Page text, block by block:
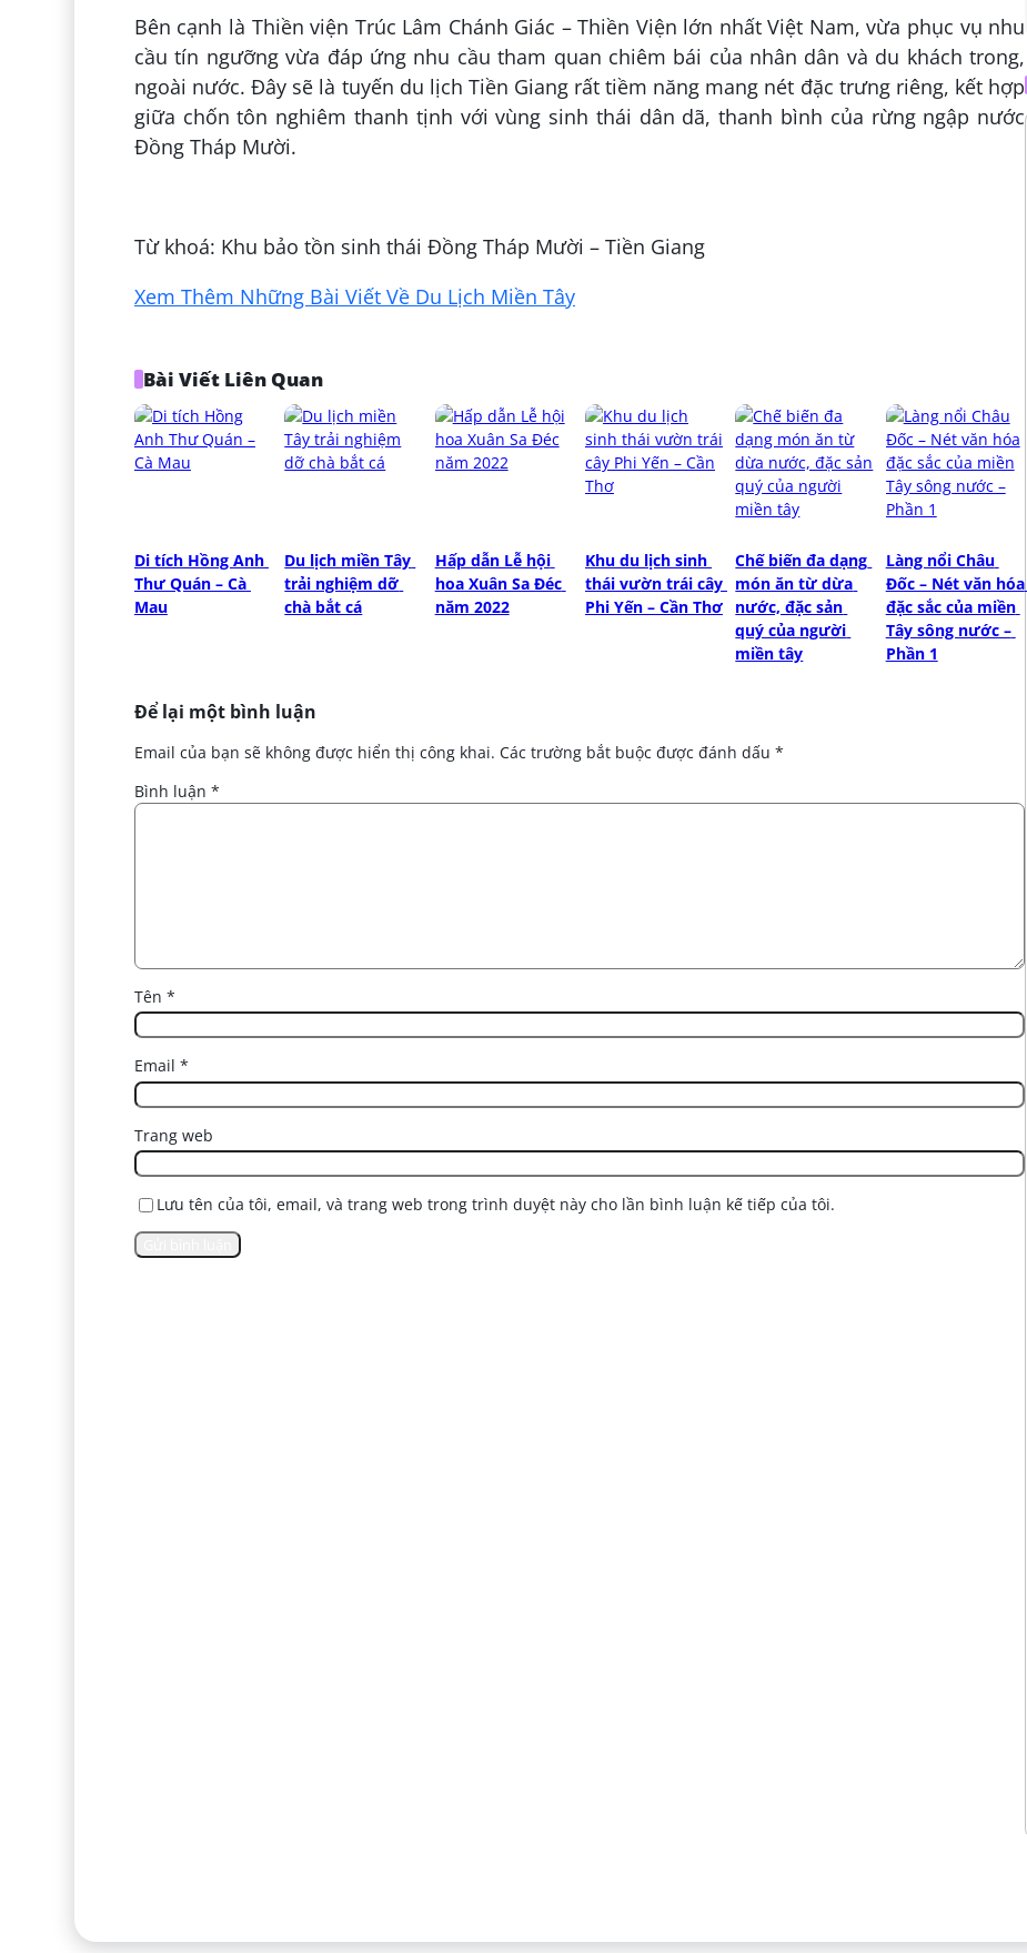
Bên cạnh là Thiền viện Trúc Lâm Chánh Giác – Thiền Viện lớn nhất Việt Nam, vừa phục vụ nhu
cầu tín ngưỡng vừa đáp ứng nhu cầu tham quan chiêm bái của nhân dân và du khách trong,
ngoài nước. Đây sẽ là tuyến du lịch Tiền Giang rất tiềm năng mang nét đặc trưng riêng, kết hợp
giữa chốn tôn nghiêm thanh tịnh với vùng sinh thái dân dã, thanh bình của rừng ngập nước
Đồng Tháp Mười.
Từ khoá: Khu bảo tồn sinh thái Đồng Tháp Mười – Tiền Giang
Xem Thêm Những Bài Viết Về Du Lịch Miền Tây
Bài Viết Liên Quan
Di tích Hồng Anh
Thư Quán – Cà
Mau
Du lịch miền Tây
trải nghiệm dỡ
chà bắt cá
Hấp dẫn Lễ hội
hoa Xuân Sa Đéc
năm 2022
Khu du lịch sinh
thái vườn trái cây
Phi Yến – Cần Thơ
Chế biến đa dạng
món ăn từ dừa
nước, đặc sản
quý của người
miền tây
Làng nổi Châu
Đốc – Nét văn hóa
đặc sắc của miền
Tây sông nước –
Phần 1
Để lại một bình luận
Email của bạn sẽ không được hiển thị công khai. Các trường bắt buộc được đánh dấu *
Bình luận *
Tên *
Email *
Trang web
Lưu tên của tôi, email, và trang web trong trình duyệt này cho lần bình luận kế tiếp của tôi.